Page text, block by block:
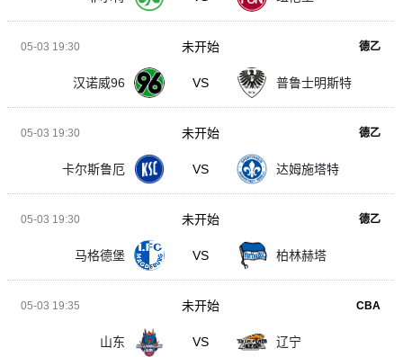
05-03 19:30 德乙
汉诺威96 VS 普鲁士明斯特
未开始
05-03 19:30 德乙
卡尔斯鲁厄 VS 达姆施塔特
未开始
05-03 19:30 德乙
马格德堡 VS 柏林赫塔
未开始
05-03 19:35 CBA
山东 VS 辽宁
未开始